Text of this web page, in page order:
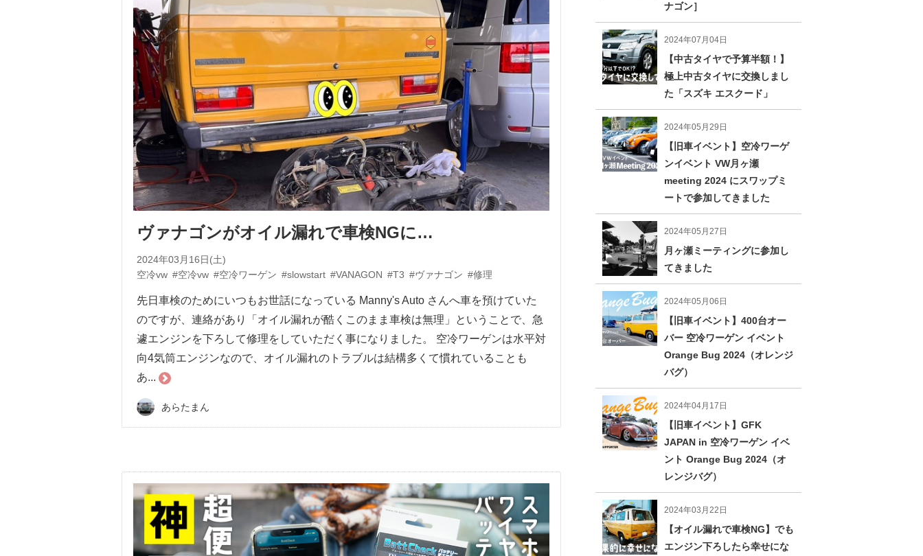
ヴァナゴンがオイル漏れで車検NGに…
2024年03月16日(土)
空冷vw #空冷vw #空冷ワーゲン #slowstart #VANAGON #T3 #ヴァナゴン #修理
先日車検のためにいつもお世話になっている Manny's Auto さんへ車を預けていた
のですが、連絡があり「オイル漏れが酷くこのまま車検は無理」ということで、急
遽エンジンを下ろして修理をしていただく事になりました。 空冷ワーゲンは水平対
向4気筒エンジンなので、オイル漏れのトラブルは結構多くて慣れていることも
あ...
あらたまん
ナゴン］
2024年07月04日
【中古タイヤで予算半額！】
極上中古タイヤに交換しまし
た「スズキ エスクード」
2024年05月29日
【旧車イベント】空冷ワーゲ
ンイベント VW月ヶ瀬
meeting 2024 にスワップミ
ートで参加してきました
2024年05月27日
月ヶ瀬ミーティングに参加し
てきました
2024年05月06日
【旧車イベント】400台オー
バー 空冷ワーゲン イベント
Orange Bug 2024（オレンジ
バグ）
2024年04月17日
【旧車イベント】GFK
JAPAN in 空冷ワーゲン イベ
ント Orange Bug 2024（オ
レンジバグ）
2024年03月22日
【オイル漏れで車検NG】でも
エンジン下ろしたら幸せにな